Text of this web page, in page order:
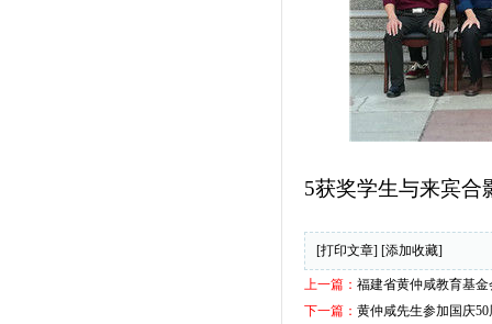
5获奖学生与来宾合
[打印文章] [添加收藏]
上一篇： 福建省黄仲咸教育基
下一篇： 黄仲咸先生参加国庆